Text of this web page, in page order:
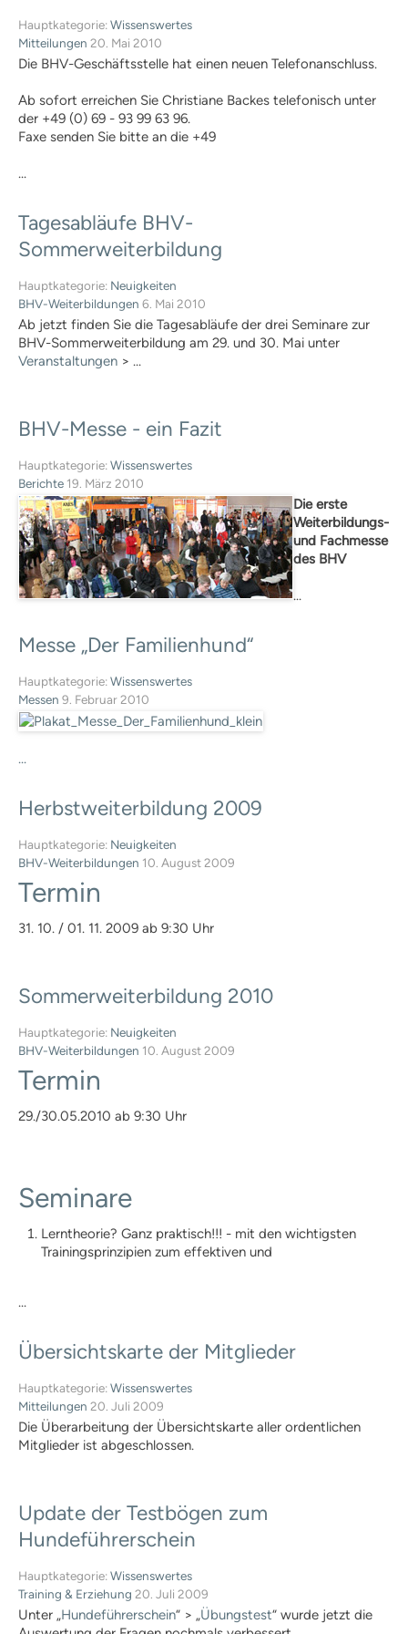
ordentliche Mitgliedschaft
BHV-Referenten
Downloads
Partner
Multimedia
BHV-Service UG
Hinweise zum Datenschutz
Hundetrainer
Nachrichten
Weiterbildung
Hundetrainer als Beruf
IHK-Zertifikat
Kosten
Praxisangebote
Praxisbetriebe
Leistungsnachweis
FAQ
Geschichte
Tiergestützte Intervention (IHK)
Praxisbetriebe
Videos: Online-Diskussionsrunden
Downloads für Hundetrainer
Hundetrainer werden im BHV
Neuigkeiten
HundehalterWissen und Ausbildung
Hundeschule finden
Hundeschulen-Verzeichnis
Halter
Vergünstigungen
Informationen zur Prüfung
Lern-Ressourcen
Übungstest Online
Prüfungsaufgaben Praxisteil
PLZ-Gebiet 2
PLZ-Gebiet 3
PLZ-Gebiet 8
Berichte
Assistenzhund-Team-Prüfung
Richtlinien
Dummyprüfung Schnupperer
Dummyprüfung
Fortgeschrittene
Prüfungstermine
Prüferliste
Hauptkategorie: Wissenswertes
Mitteilungen 20. Mai 2010
Die BHV-Geschäftsstelle hat einen neuen Telefonanschluss.
Ab sofort erreichen Sie Christiane Backes telefonisch unter
der +49 (0) 69 - 93 99 63 96.
Faxe senden Sie bitte an die +49
...
Tagesabläufe BHV-
Sommerweiterbildung
Hauptkategorie: Neuigkeiten
BHV-Weiterbildungen 6. Mai 2010
Ab jetzt finden Sie die Tagesabläufe der drei Seminare zur
BHV-Sommerweiterbildung am 29. und 30. Mai unter
Veranstaltungen > ...
BHV-Messe - ein Fazit
Hauptkategorie: Wissenswertes
Berichte 19. März 2010
Die erste
Weiterbildungs-
und Fachmesse
des BHV
...
Messe „Der Familienhund“
Hauptkategorie: Wissenswertes
Messen 9. Februar 2010
...
Herbstweiterbildung 2009
Hauptkategorie: Neuigkeiten
BHV-Weiterbildungen 10. August 2009
Termin
31. 10. / 01. 11. 2009 ab 9:30 Uhr
Sommerweiterbildung 2010
Hauptkategorie: Neuigkeiten
BHV-Weiterbildungen 10. August 2009
Termin
29./30.05.2010 ab 9:30 Uhr
Seminare
Lerntheorie? Ganz praktisch!!! - mit den wichtigsten
Trainingsprinzipien zum effektiven und
...
Übersichtskarte der Mitglieder
Hauptkategorie:Wissenswertes
Mitteilungen 20. Juli 2009
Die Überarbeitung der Übersichtskarte aller ordentlichen
Mitglieder ist abgeschlossen.
Update der Testbögen zum
Hundeführerschein
Hauptkategorie:Wissenswertes
Training & Erziehung 20. Juli 2009
Unter „Hundeführerschein“ > „Übungstest“ wurde jetzt die